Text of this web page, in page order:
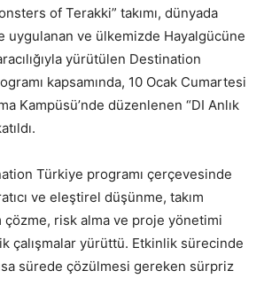
of Terakki” takımı, dünyada
uygulanan ve ülkemizde Hayalgücüne
yürütülen Destination
kapsamında, 10 Ocak Cumartesi
Kampüsü’nde düzenlenen “DI Anlık
Türkiye programı çerçevesinde
ve eleştirel düşünme, takım
çözme, risk alma ve proje yönetimi
çalışmalar yürüttü. Etkinlik sürecinde
sürede çözülmesi gereken sürpriz